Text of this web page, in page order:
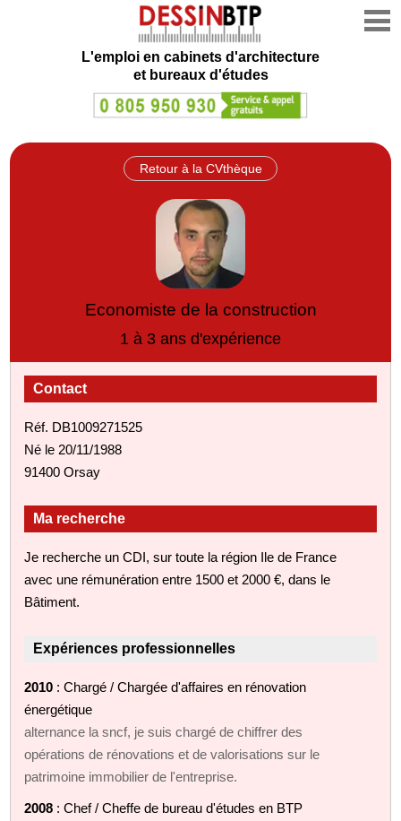
L'emploi en cabinets d'architecture
et bureaux d'études
Retour à la CVthèque
Economiste de la construction
1 à 3 ans d'expérience
Contact
Réf. DB1009271525
Né le 20/11/1988
91400 Orsay
Ma recherche
Je recherche un CDI, sur toute la région Ile de France
avec une rémunération entre 1500 et 2000 €, dans le
Bâtiment.
Expériences professionnelles
2010 : Chargé / Chargée d'affaires en rénovation
énergétique
alternance la sncf, je suis chargé de chiffrer des
opérations de rénovations et de valorisations sur le
patrimoine immobilier de l'entreprise.
2008 : Chef / Cheffe de bureau d'études en BTP